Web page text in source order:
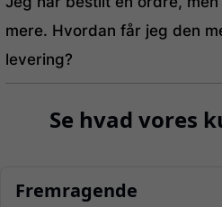
mere. Hvordan får jeg den
levering?